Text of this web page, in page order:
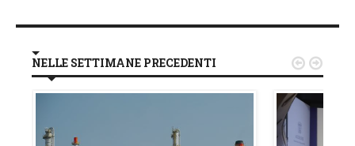
NELLE SETTIMANE PRECEDENTI  